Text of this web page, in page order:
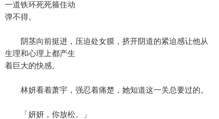
一道铁环死死箍住动
弹不得。
阴茎向前挺进，压迫处女膜，挤开阴道的紧迫感让他从
生理和心理上都产生
着巨大的快感。
林妍看着萧宇，强忍着痛楚，她知道这一关总要过的。
「妍妍，你放松。」